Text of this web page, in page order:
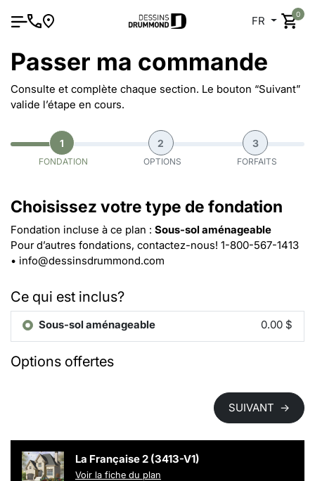
FR
0
Passer ma commande
Consulte et complète chaque section. Le bouton “Suivant”
valide l’étape en cours.
1
FONDATION
2
OPTIONS
3
FORFAITS
Choisissez votre type de fondation
Fondation incluse à ce plan : Sous-sol aménageable
Pour d’autres fondations, contactez-nous! 1-800-567-1413
• info@dessinsdrummond.com
Ce qui est inclus?
Sous-sol aménageable 0.00 $
Options offertes
SUIVANT →
La Française 2 (3413-V1)
Voir la fiche du plan